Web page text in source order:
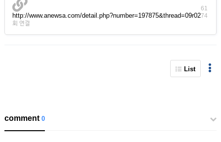
http://www.anewsa.com/detail.php?number=197875&thread=09r02
61
74
회 연결
List
comment0